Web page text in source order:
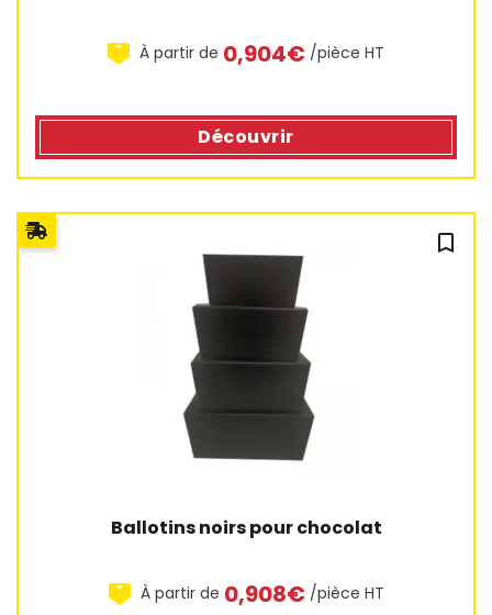
À partir de 0,904€ /pièce HT
Découvrir
bookmark_outline
Ballotins noirs pour chocolat
À partir de 0,908€ /pièce HT